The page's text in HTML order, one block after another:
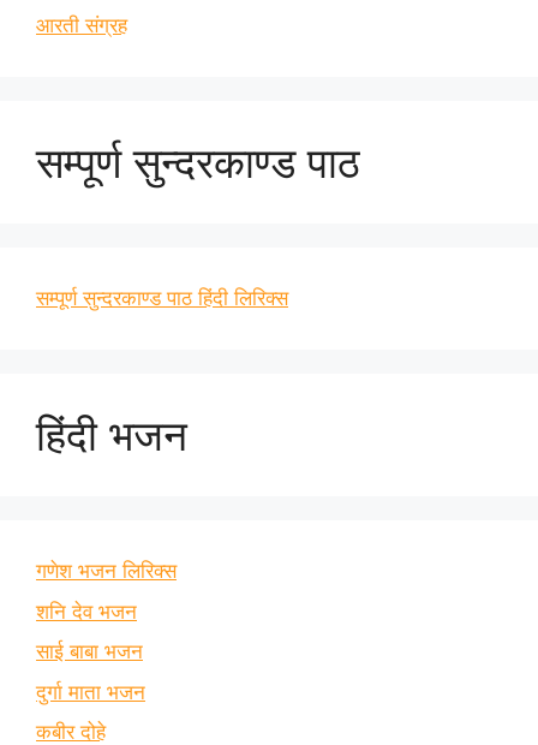
आरती संग्रह
सम्पूर्ण सुन्दरकाण्ड पाठ
सम्पूर्ण सुन्दरकाण्ड पाठ हिंदी लिरिक्स
हिंदी भजन
गणेश भजन लिरिक्स
शनि देव भजन
साई बाबा भजन
दुर्गा माता भजन
कबीर दोहे